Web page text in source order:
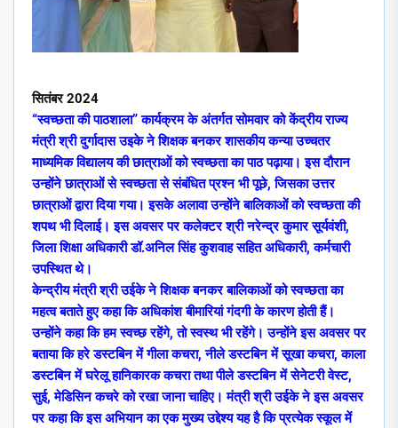
सितंबर 2024
“स्वच्छता की पाठशाला” कार्यक्रम के अंतर्गत सोमवार को केंद्रीय राज्य
मंत्री श्री दुर्गादास उइके ने शिक्षक बनकर शासकीय कन्या उच्चतर
माध्यमिक विद्यालय की छात्राओं को स्वच्छता का पाठ पढ़ाया। इस दौरान
उन्होंने छात्राओं से स्वच्छता से संबंधित प्रश्न भी पूछे, जिसका उत्तर
छात्राओं द्वारा दिया गया। इसके अलावा उन्होंने बालिकाओं को स्वच्छता की
शपथ भी दिलाई। इस अवसर पर कलेक्टर श्री नरेन्द्र कुमार सूर्यवंशी,
जिला शिक्षा अधिकारी डॉ.अनिल सिंह कुशवाह सहित अधिकारी, कर्मचारी
उपस्थित थे।
केन्द्रीय मंत्री श्री उईके ने शिक्षक बनकर बालिकाओं को स्वच्छता का
महत्व बताते हुए कहा कि अधिकांश बीमारियां गंदगी के कारण होती हैं।
उन्होंने कहा कि हम स्वच्छ रहेंगे, तो स्वस्थ भी रहेंगे। उन्होंने इस अवसर पर
बताया कि हरे डस्टबिन में गीला कचरा, नीले डस्टबिन में सूखा कचरा, काला
डस्टबिन में घरेलू हानिकारक कचरा तथा पीले डस्टबिन में सेनेटरी वेस्ट,
सुई, मेडिसिन कचरे को रखा जाना चाहिए। मंत्री श्री उईके ने इस अवसर
पर कहा कि इस अभियान का एक मुख्य उद्देश्य यह है कि प्रत्येक स्कूल में